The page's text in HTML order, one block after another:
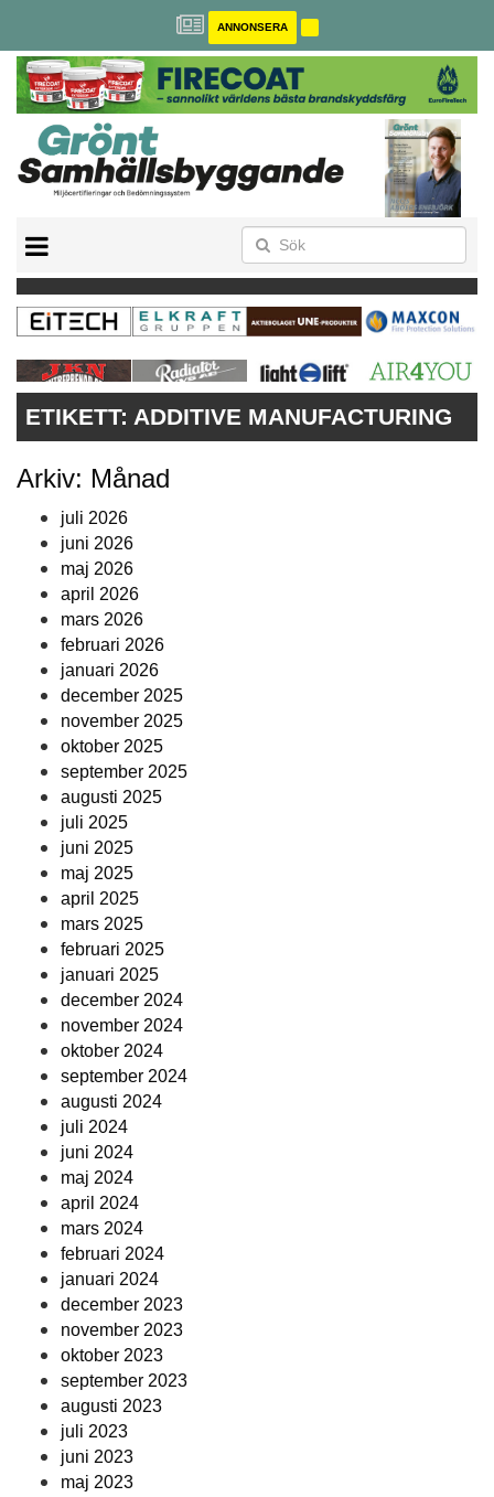
ANNONSERA
MILJÖBYGGNAD
NOLLCO2
CITYLAB
GREENBUILDING
ANNONSERA
ETIKETT: ADDITIVE MANUFACTURING
Arkiv: Månad
juli 2026
juni 2026
maj 2026
april 2026
mars 2026
februari 2026
januari 2026
december 2025
november 2025
oktober 2025
september 2025
augusti 2025
juli 2025
juni 2025
maj 2025
april 2025
mars 2025
februari 2025
januari 2025
december 2024
november 2024
oktober 2024
september 2024
augusti 2024
juli 2024
juni 2024
maj 2024
april 2024
mars 2024
februari 2024
januari 2024
december 2023
november 2023
oktober 2023
september 2023
augusti 2023
juli 2023
juni 2023
maj 2023